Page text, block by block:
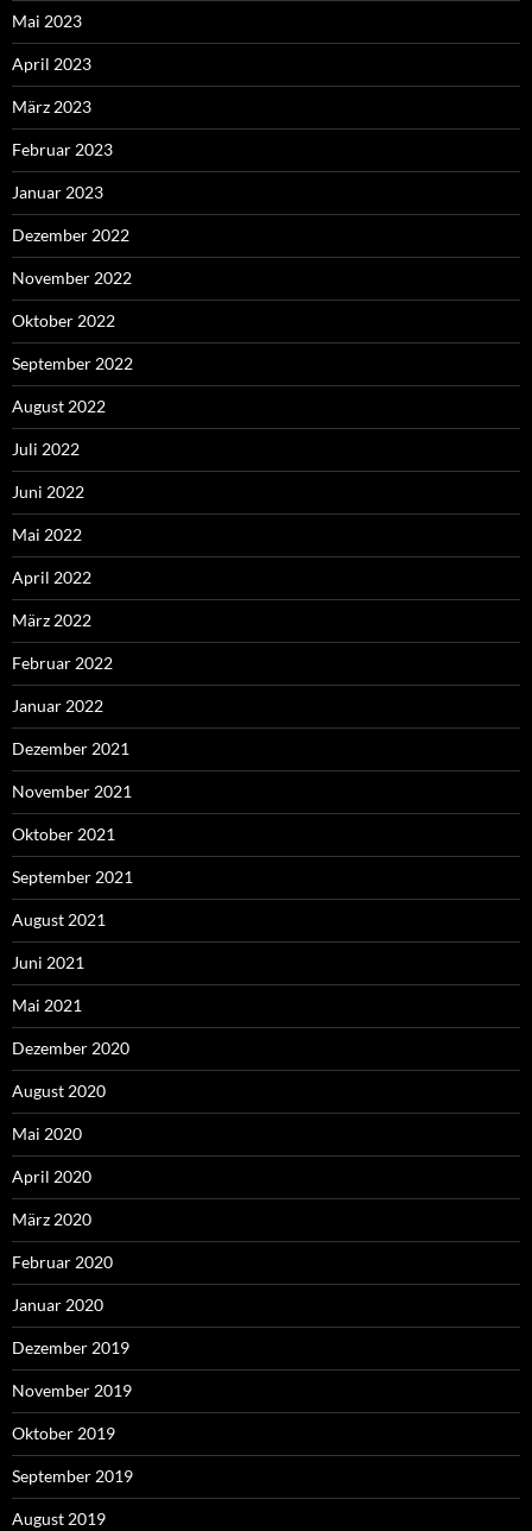
Mai 2023
April 2023
März 2023
Februar 2023
Januar 2023
Dezember 2022
November 2022
Oktober 2022
September 2022
August 2022
Juli 2022
Juni 2022
Mai 2022
April 2022
März 2022
Februar 2022
Januar 2022
Dezember 2021
November 2021
Oktober 2021
September 2021
August 2021
Juni 2021
Mai 2021
Dezember 2020
August 2020
Mai 2020
April 2020
März 2020
Februar 2020
Januar 2020
Dezember 2019
November 2019
Oktober 2019
September 2019
August 2019